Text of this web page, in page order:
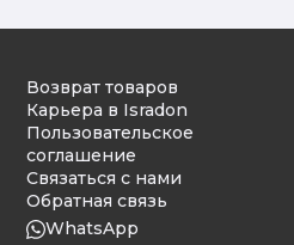
Возврат товаров
Карьера в Isradon
Пользовательское
соглашение
Связаться с нами
Обратная связь
WhatsApp